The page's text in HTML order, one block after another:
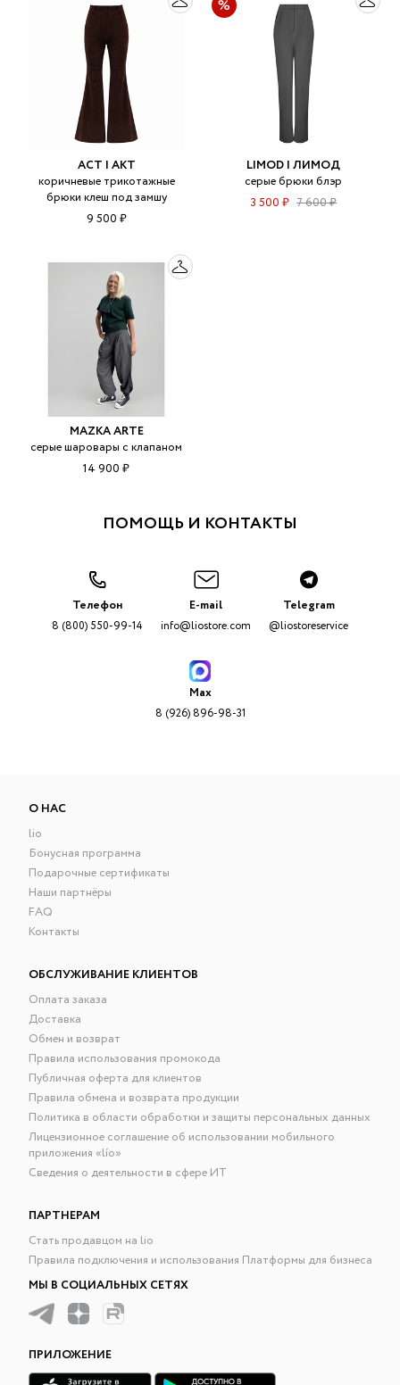
ACT | АКТ
коричневые трикотажные
брюки клеш под замшу
9 500 ₽
LIMOD | ЛИМОД
серые брюки блэр
3 500 ₽ 7 600 ₽
MAZKA ARTE
серые шаровары с клапаном
14 900 ₽
ПОМОЩЬ И КОНТАКТЫ
Телефон
8 (800) 550-99-14
E-mail
info@liostore.com
Telegram
@liostoreservice
Max
8 (926) 896-98-31
О НАС
lio
Бонусная программа
Подарочные сертификаты
Наши партнёры
FAQ
Контакты
ОБСЛУЖИВАНИЕ КЛИЕНТОВ
Оплата заказа
Доставка
Обмен и возврат
Правила использования промокода
Публичная оферта для клиентов
Правила обмена и возврата продукции
Политика в области обработки и защиты персональных данных
Лицензионное соглашение об использовании мобильного
приложения «lío»
Сведения о деятельности в сфере ИТ
ПАРТНЕРАМ
Стать продавцом на lio
Правила подключения и использования Платформы для бизнеса
МЫ В СОЦИАЛЬНЫХ СЕТЯХ
ПРИЛОЖЕНИЕ